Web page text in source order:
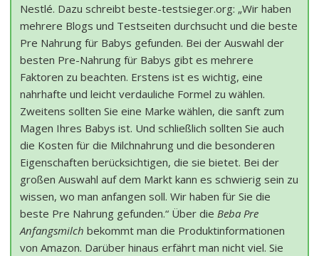
Nestlé. Dazu schreibt beste-testsieger.org: „Wir haben
mehrere Blogs und Testseiten durchsucht und die beste
Pre Nahrung für Babys gefunden. Bei der Auswahl der
besten Pre-Nahrung für Babys gibt es mehrere
Faktoren zu beachten. Erstens ist es wichtig, eine
nahrhafte und leicht verdauliche Formel zu wählen.
Zweitens sollten Sie eine Marke wählen, die sanft zum
Magen Ihres Babys ist. Und schließlich sollten Sie auch
die Kosten für die Milchnahrung und die besonderen
Eigenschaften berücksichtigen, die sie bietet. Bei der
großen Auswahl auf dem Markt kann es schwierig sein zu
wissen, wo man anfangen soll. Wir haben für Sie die
beste Pre Nahrung gefunden.“ Über die Beba Pre
Anfangsmilch bekommt man die Produktinformationen
von Amazon. Darüber hinaus erfährt man nicht viel. Sie